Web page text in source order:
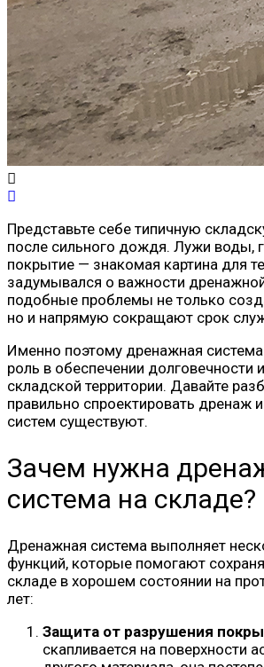
Представьте себе типичную
после сильного дождя. Лужи воды,
покрытие — знакомая картина для
задумывался о важности
подобные проблемы не только
но и напрямую сокращают срок
Именно поэтому дренажная
роль в обеспечении долговечности
складской территории. Давайте
правильно спроектировать дренаж
систем существуют.
Зачем нужна
система на складе?
Дренажная система выполняет
функций, которые помогают
складе в хорошем состоянии на
лет:
Защита от разрушения
скапливается на поверхности